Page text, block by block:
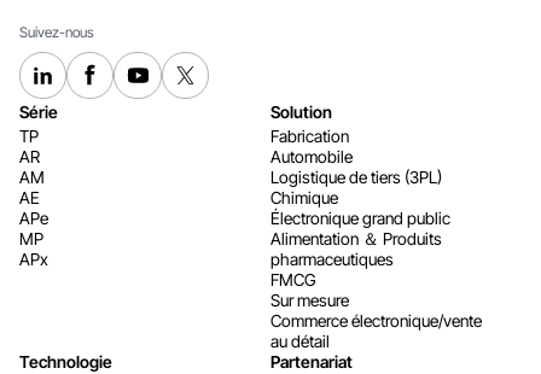
Suivez-nous
Série
TP
AR
AM
AE
APe
MP
APx
Solution
Fabrication
Automobile
Logistique de tiers (3PL)
Chimique
Électronique grand public
Alimentation ＆ Produits
pharmaceutiques
FMCG
Sur mesure
Commerce électronique/vente
au détail
Technologie
Partenariat